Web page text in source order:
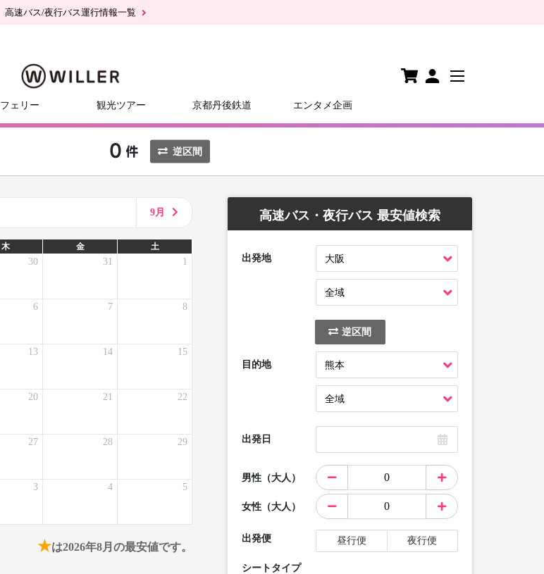
高速バス/夜行バス運行情報一覧
フェリー 観光ツアー 京都丹後鉄道 エンタメ企画
逆区間
9月
木 金 土
30 31 1
6 7 8
13 14 15
20 21 22
27 28 29
3 4 5
★は2026年8月の最安値です。
高速バス・夜行バス 最安値検索
出発地
逆区間
目的地
出発日
男性（大人）
女性（大人）
出発便 昼行便 夜行便
シートタイプ